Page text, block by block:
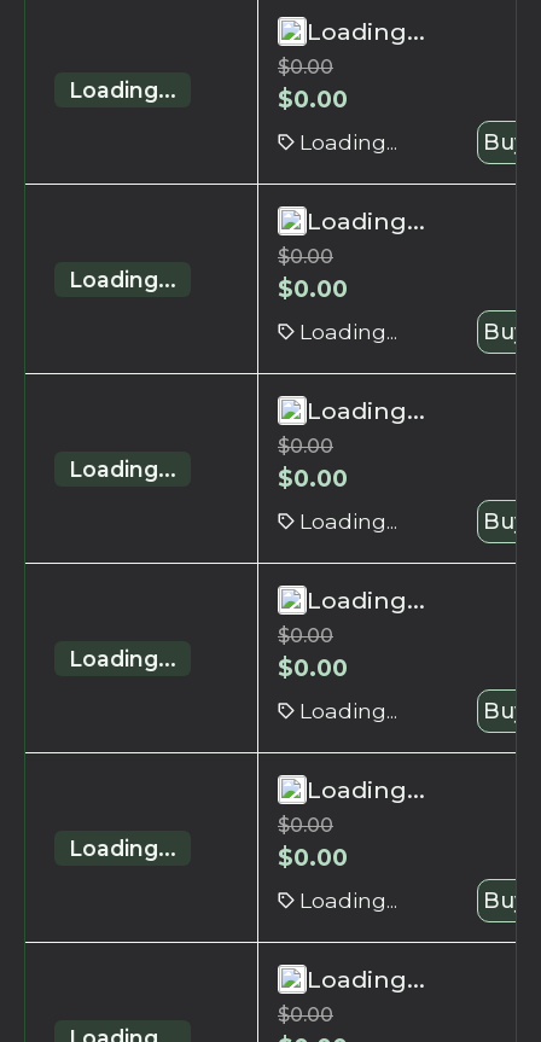
Loading...
Loading...
$0.00
$0.00
Loading... Buy
Loading...
Loading...
$0.00
$0.00
Loading... Buy
Loading...
Loading...
$0.00
$0.00
Loading... Buy
Loading...
Loading...
$0.00
$0.00
Loading... Buy
Loading...
Loading...
$0.00
$0.00
Loading... Buy
Loading...
$0.00